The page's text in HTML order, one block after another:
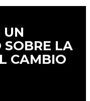
UN
SOBRE LA
CAMBIO